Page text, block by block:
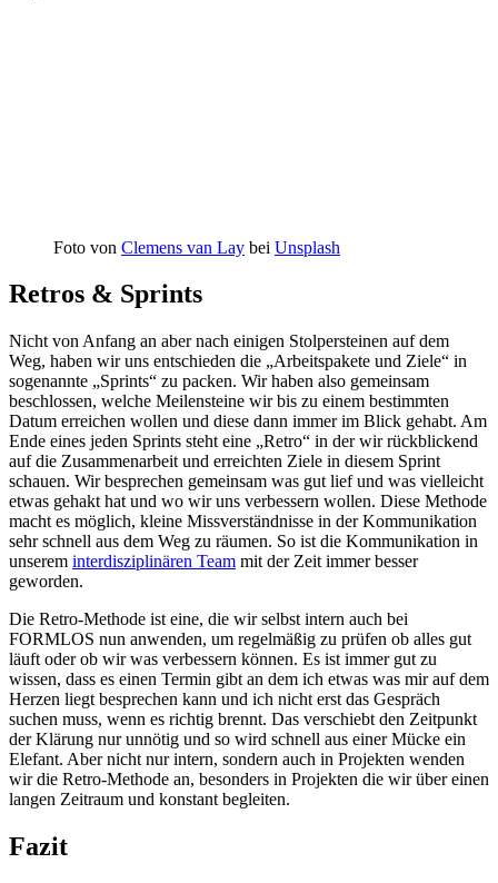
Foto von Clemens van Lay bei Unsplash
Retros & Sprints
Nicht von Anfang an aber nach einigen Stolpersteinen auf dem
Weg, haben wir uns entschieden die „Arbeitspakete und Ziele“ in
sogenannte „Sprints“ zu packen. Wir haben also gemeinsam
beschlossen, welche Meilensteine wir bis zu einem bestimmten
Datum erreichen wollen und diese dann immer im Blick gehabt. Am
Ende eines jeden Sprints steht eine „Retro“ in der wir rückblickend
auf die Zusammenarbeit und erreichten Ziele in diesem Sprint
schauen. Wir besprechen gemeinsam was gut lief und was vielleicht
etwas gehakt hat und wo wir uns verbessern wollen. Diese Methode
macht es möglich, kleine Missverständnisse in der Kommunikation
sehr schnell aus dem Weg zu räumen. So ist die Kommunikation in
unserem interdisziplinären Team mit der Zeit immer besser
geworden.
Die Retro-Methode ist eine, die wir selbst intern auch bei
FORMLOS nun anwenden, um regelmäßig zu prüfen ob alles gut
läuft oder ob wir was verbessern können. Es ist immer gut zu
wissen, dass es einen Termin gibt an dem ich etwas was mir auf dem
Herzen liegt besprechen kann und ich nicht erst das Gespräch
suchen muss, wenn es richtig brennt. Das verschiebt den Zeitpunkt
der Klärung nur unnötig und so wird schnell aus einer Mücke ein
Elefant. Aber nicht nur intern, sondern auch in Projekten wenden
wir die Retro-Methode an, besonders in Projekten die wir über einen
langen Zeitraum und konstant begleiten.
Fazit